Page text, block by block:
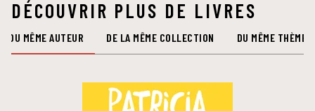
DÉCOUVRIR PLUS DE LIVRES
DU MÊME AUTEUR DE LA MÊME COLLECTION DU MÊME THÈME